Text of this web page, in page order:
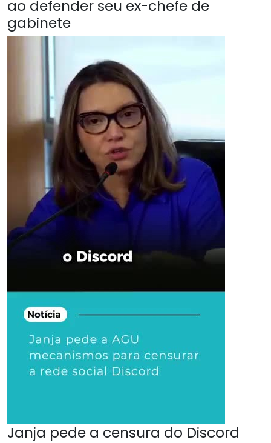
ao defender seu ex-chefe de
gabinete
Janja pede a censura do Discord